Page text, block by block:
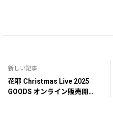
新しい記事
花耶 Christmas Live 2025
GOODS オンライン販売開